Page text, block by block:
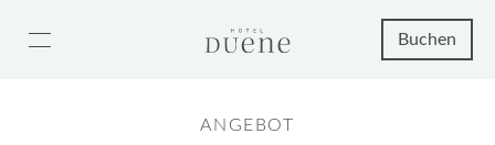
Buchen
ANGEBOT